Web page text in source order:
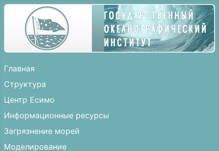
Главная
Структура
Центр Есимо
Информационные ресурсы
Загрязнение морей
Моделирование